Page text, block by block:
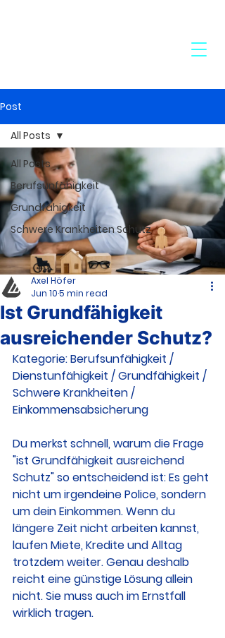
Post
All Posts
Berufsunfähigkeit
Grundfähigkeit
Schwere Krankheiten Schutz
All Posts
Ist Grundfähigkeit
ausreichender Schutz?
Axel Höfer
Jun 105 min read
Kategorie: Berufsunfähigkeit /
Dienstunfähigkeit / Grundfähigkeit /
Schwere Krankheiten /
Einkommensabsicherung
Du merkst schnell, warum die Frage
"ist Grundfähigkeit ausreichend
Schutz" so entscheidend ist: Es geht
nicht um irgendeine Police, sondern
um dein Einkommen. Wenn du
längere Zeit nicht arbeiten kannst,
laufen Miete, Kredite und Alltag
trotzdem weiter. Genau deshalb
reicht eine günstige Lösung allein
nicht. Sie muss auch im Ernstfall
wirklich tragen.